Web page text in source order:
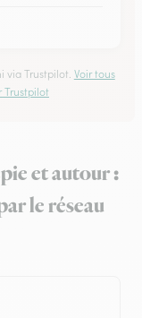
via Trustpilot. Voir tous
Trustpilot
et autour :
le réseau